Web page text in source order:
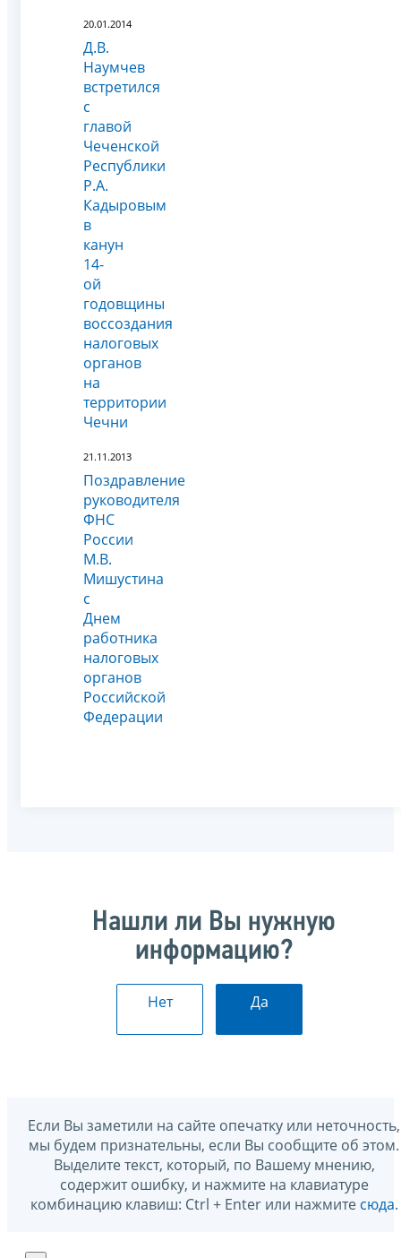
20.01.2014
Д.В.
Наумчев
встретился
с
главой
Чеченской
Республики
Р.А.
Кадыровым
в
канун
14-
ой
годовщины
воссоздания
налоговых
органов
на
территории
Чечни
21.11.2013
Поздравление
руководителя
ФНС
России
М.В.
Мишустина
с
Днем
работника
налоговых
органов
Российской
Федерации
Нашли ли Вы нужную
информацию?
Нет Да
Если Вы заметили на сайте опечатку или неточность,
мы будем признательны, если Вы сообщите об этом.
Выделите текст, который, по Вашему мнению,
содержит ошибку, и нажмите на клавиатуре
комбинацию клавиш: Ctrl + Enter или нажмите сюда.